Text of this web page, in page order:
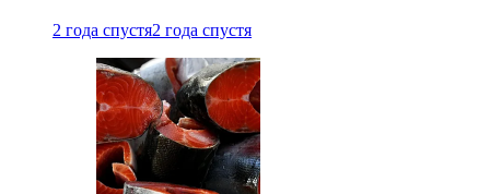
2 года спустя2 года спустя